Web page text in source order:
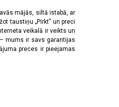
mājās, siltā istabā, ar
taustiņu „Pirkt” un preci
veikalā ir veikts un
mums ir savs garantijas
preces ir pieejamas